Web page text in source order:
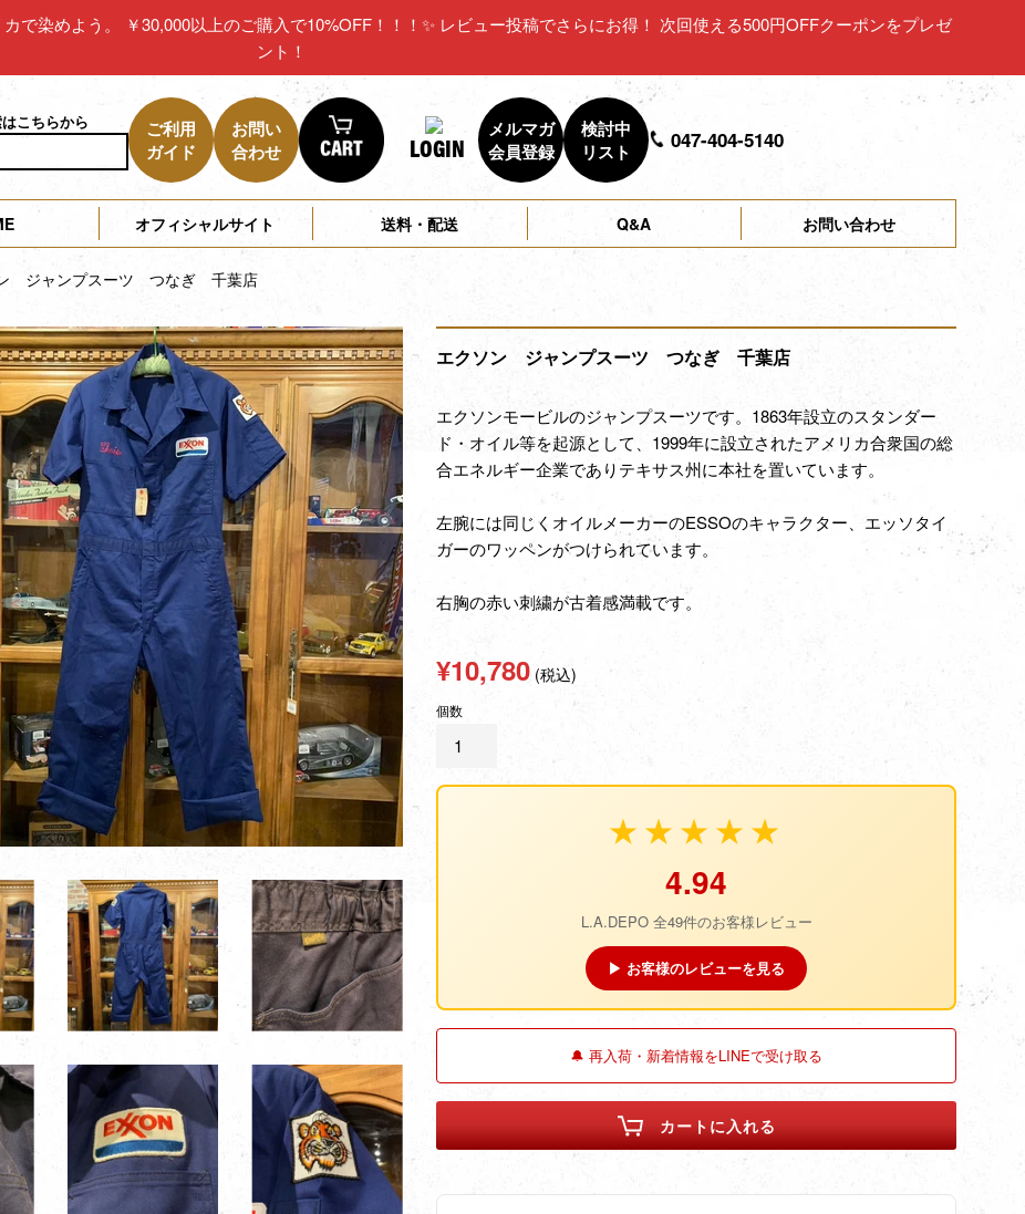
で染めよう。 ￥30,000以上のご購入で10%OFF！！！✨ レビュー投稿でさらにお得！ 次回使える500円OFFクーポンをプレゼ
ント！
こちらから
ご利用
ガイド
お問い
合わせ
LOGIN
メルマガ
会員登録
検討中
リスト
047-404-5140
オフィシャルサイト 送料・配送 Q&A お問い合わせ
ジャンプスーツ つなぎ 千葉店
エクソン ジャンプスーツ つなぎ 千葉店
エクソンモービルのジャンプスーツです。1863年設立のスタンダー
ド・オイル等を起源として、1999年に設立されたアメリカ合衆国の総
合エネルギー企業でありテキサス州に本社を置いています。
左腕には同じくオイルメーカーのESSOのキャラクター、エッソタイ
ガーのワッペンがつけられています。
右胸の赤い刺繍が古着感満載です。
通
常
価
¥10,780 (税込)
個数
★★★★★
4.94
L.A.DEPO 全49件のお客様レビュー
▶ お客様のレビューを見る
🔔 再入荷・新着情報をLINEで受け取る
カートに入れる